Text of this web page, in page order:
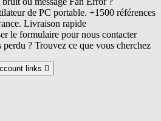
de PC portable. +1500 références
Livraison rapide
le formulaire pour nous contacter
perdu ? Trouvez ce que vous cherchez
links 